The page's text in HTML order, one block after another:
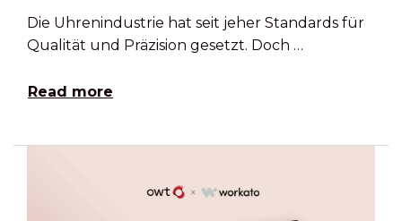
Die Uhrenindustrie hat seit jeher Standards für
Qualität und Präzision gesetzt. Doch …
Read more